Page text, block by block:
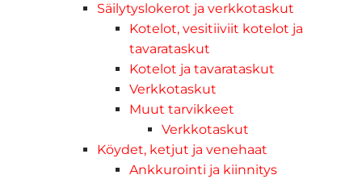
Säilytyslokerot ja verkkotaskut
Kotelot, vesitiiviit kotelot ja
tavarataskut
Kotelot ja tavarataskut
Verkkotaskut
Muut tarvikkeet
Verkkotaskut
Köydet, ketjut ja venehaat
Ankkurointi ja kiinnitys